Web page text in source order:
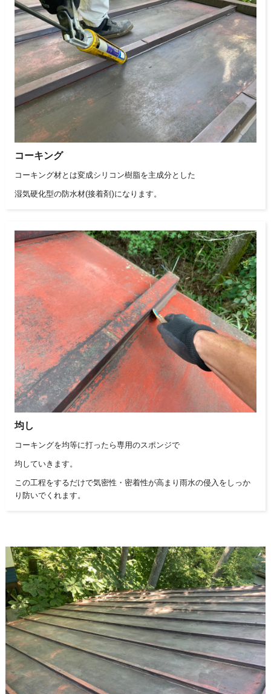
コーキング
コーキング材とは変成シリコン樹脂を主成分とした
湿気硬化型の防水材(接着剤)になります。
均し
コーキングを均等に打ったら専用のスポンジで
均していきます。
この工程をするだけで気密性・密着性が高まり雨水の侵入をしっか
り防いでくれます。